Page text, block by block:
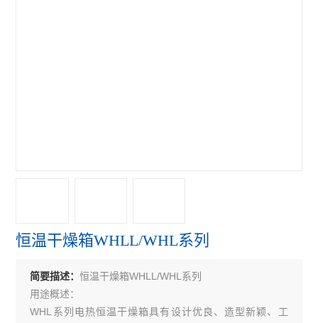
恒温干燥箱WHLL/WHL系列
简要描述：恒温干燥箱WHLL/WHL系列
用途概述：
WHL系列电热恒温干燥箱具有设计优良、造型新颖、工